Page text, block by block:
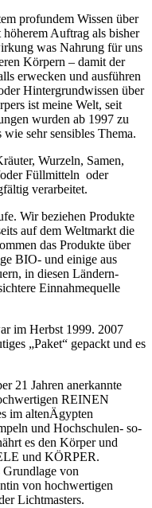
profundem Wissen über
Auftrag als bisher
was Nahrung für uns
Körpern – damit der
erwecken und ausführen
Hintergrundwissen über
ist meine Welt, seit
wurden ab 1997 zu
sehr sensibles Thema.
Wurzeln, Samen,
Füllmitteln oder
verarbeitet.
Wir beziehen Produkte
auf dem Weltmarkt die
das Produkte über
BIO- und einige aus
in diesen Ländern-
Einnahmequelle
im Herbst 1999. 2007
„Paket“ gepackt und es
21 Jahren anerkannte
REINEN
im altenÄgypten
und Hochschulen- so-
es den Körper und
und KÖRPER.
Grundlage von
von hochwertigen
Lichtmasters.